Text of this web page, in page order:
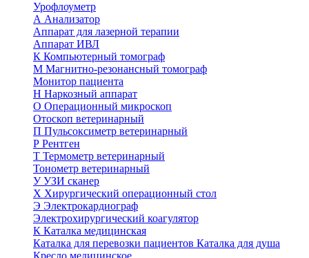
Урофлоуметр
А Анализатор
Аппарат для лазерной терапии
Аппарат ИВЛ
К Компьютерный томограф
М Магнитно-резонансный томограф
Монитор пациента
Н Наркозный аппарат
О Операционный микроскоп
Отоскоп ветеринарный
П Пульсоксиметр ветеринарный
Р Рентген
Т Термометр ветеринарный
Тонометр ветеринарный
УУЗИ сканер
Х Хирургический операционный стол
Э Электрокардиограф
Электрохирургический коагулятор
К Каталка медицинская
Каталка для перевозки пациентов Каталка для душа
Кресло медицинское